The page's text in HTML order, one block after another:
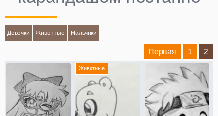
Девочки Животные Мальчики
Первая 1 2
Животные